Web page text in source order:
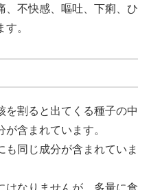
、不快感、嘔吐、下痢、ひ
。
を割ると出てくる種子の中
含まれています。
も同じ成分が含まれていま